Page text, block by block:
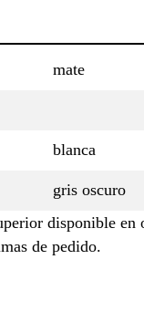
mate
blanca
gris oscuro
disponible en
de pedido.